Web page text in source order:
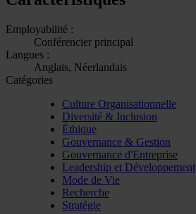
Employabilité :
Conférencier principal
Langues :
Anglais, Néerlandais
Catégories
Culture Organisationnelle
Diversité & Inclusion
Éthique
Gouvernance & Gestion
Gouvernance d'Entreprise
Leadership et Développement
Mode de Vie
Recherche
Stratégie